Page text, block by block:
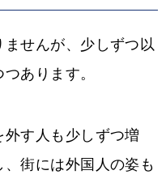
せんが、少しずつ以
あります。
す人も少しずつ増
街には外国人の姿も